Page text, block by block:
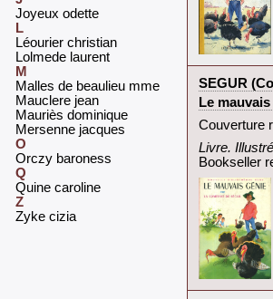
‎Joyeux odette‎
L
‎Léourier christian‎
‎Lolmede laurent‎
M
‎Malles de beaulieu mme‎
‎Mauclere jean‎
‎Mauriès dominique‎
‎Mersenne jacques‎
O
‎Orczy baroness‎
Q
‎Quine caroline‎
Z
‎Zyke cizia ‎
‎SEGUR
‎Le
‎Couverture
‎Livre.
Bookseller